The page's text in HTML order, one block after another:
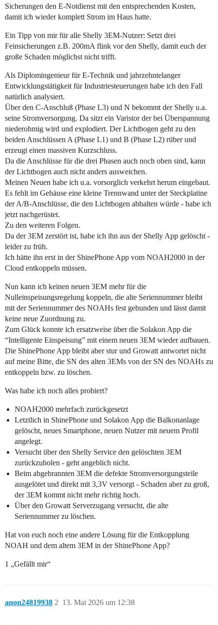
Sicherungen den E-Notdienst mit den entsprechenden Kosten,
damit ich wieder komplett Strom im Haus hatte.
Ein Tipp von mir für alle Shelly 3EM-Nutzer: Setzt drei
Feinsicherungen z.B. 200mA flink vor den Shelly, damit euch der
große Schaden möglichst nicht trifft.
Als Diplomingenieur für E-Technik und jahrzehntelanger
Entwicklungstätigkeit für Industriesteuerungen habe ich den Fall
natürlich analysiert.
Über den C-Anschluß (Phase L3) und N bekommt der Shelly u.a.
seine Stromversorgung. Da sitzt ein Varistor der bei Überspannung
niederohmig wird und explodiert. Der Lichtbogen geht zu den
beiden Anschlüssen A (Phase L1) und B (Phase L2) rüber und
erzeugt einen massiven Kurzschluss.
Da die Anschlüsse für die drei Phasen auch noch oben sind, kann
der Lichtbogen auch nicht anders ausweichen.
Meinen Neuen habe ich u.a. vorsorglich verkehrt herum eingebaut.
Es fehlt im Gehäuse eine kleine Trennwand unter der Steckplatine
der A/B-Anschlüsse, die den Lichtbogen abhalten würde - habe ich
jetzt nachgerüstet.
Zu den weiteren Folgen.
Da der 3EM zerstört ist, habe ich ihn aus der Shelly App gelöscht -
leider zu früh.
Ich hätte ihn erst in der ShinePhone App vom NOAH2000 in der
Cloud entkoppeln müssen.
Nun kann ich keinen neuen 3EM mehr für die
Nulleinspeisungsregelung koppeln, die alte Seriennummer bleibt
mit der Seriennummer des NOAHs fest gebunden und lässt damit
keine neue Zuordnung zu.
Zum Glück konnte ich ersatzweise über die Solakon App die
“Intelligente Einspeisung” mit einem neuen 3EM wieder aufbauen.
Die ShinePhone App bleibt aber stur und Growatt antwortet nicht
auf meine Bitte, die SN des alten 3EMs von der SN des NOAHs zu
entkoppeln bzw. zu löschen.
Was habe ich noch alles probiert?
NOAH2000 mehrfach zurückgesetzt
Letztlich in ShinePhone und Solakon App die Balkonanlage
gelöscht, neues Smartphone, neuen Nutzer mit neuem Profil
angelegt.
Versucht über den Shelly Service den gelöschten 3EM
zurückzuholen - geht angeblich nicht.
Beim abgebrannten 3EM die defekte Stromversorgungsteile
ausgelötet und direkt mit 3,3V versorgt - Schaden aber zu groß,
der 3EM kommt nicht mehr richtig hoch.
Über den Growatt Serverzugang versucht, die alte
Seriennummer zu löschen.
Hat von euch noch eine andere Lösung für die Entkopplung
NOAH und dem altem 3EM in der ShinePhone App?
1 „Gefällt mir“
anon24819938 13. Mai 2026 um 12:38
2